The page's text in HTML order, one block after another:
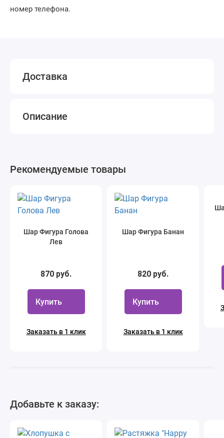
номер телефона.
Доставка
Описание
Рекомендуемые товары
Шар Фигура Голова
Лев
870 руб.
Купить
Заказать в 1 клик
Шар Фигура Банан
820 руб.
Купить
Заказать в 1 клик
Добавьте к заказу: